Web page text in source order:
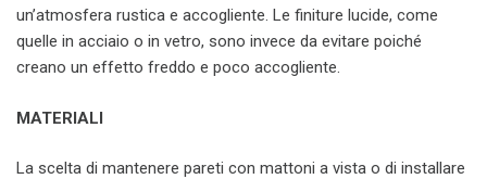
un’atmosfera rustica e accogliente. Le finiture lucide, come
quelle in acciaio o in vetro, sono invece da evitare poiché
creano un effetto freddo e poco accogliente.
MATERIALI
La scelta di mantenere pareti con mattoni a vista o di installare